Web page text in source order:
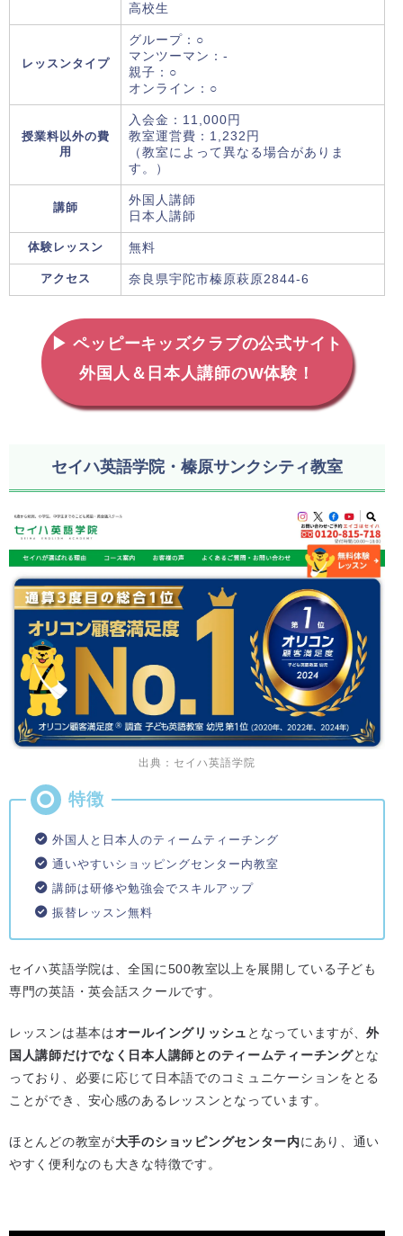
高校生
レッスンタイプ
グループ：○
マンツーマン：-
親子：○
オンライン：○
授業料以外の費
用
入会金：11,000円
教室運営費：1,232円
（教室によって異なる場合がありま
す。）
講師
外国人講師
日本人講師
体験レッスン 無料
アクセス 奈良県宇陀市榛原萩原2844-6
▶ ペッピーキッズクラブの公式サイト
外国人＆日本人講師のW体験！
セイハ英語学院・榛原サンクシティ教室
出典：セイハ英語学院
外国人と日本人のティームティーチング
通いやすいショッピングセンター内教室
講師は研修や勉強会でスキルアップ
振替レッスン無料
セイハ英語学院は、全国に500教室以上を展開している子ども
専門の英語・英会話スクールです。
レッスンは基本はオールイングリッシュ となっていますが、外
国人講師だけでなく日本人講師とのティームティーチングとな
っており、必要に応じて日本語でのコミュニケーションをとる
ことができ、安心感のあるレッスンとなっています。
ほとんどの教室が大手のショッピングセンター内にあり、通い
やすく便利なのも大きな特徴です。